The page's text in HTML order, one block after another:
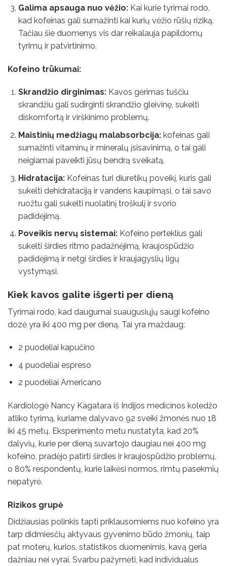
Galima apsauga nuo vėžio:Kai kurie tyrimai rodo,
kad kofeinas gali sumažinti kai kurių vėžio rūšių riziką.
Tačiau šie duomenys vis dar reikalauja papildomų
tyrimų ir patvirtinimo.
Kofeino trūkumai:
Skrandžio dirginimas:Kavos gėrimas tuščiu
skrandžiu gali sudirginti skrandžio gleivinę, sukelti
diskomfortą ir virškinimo problemų.
Maistinių medžiagų malabsorbcija:kofeinas gali
sumažinti vitaminų ir mineralų įsisavinimą, o tai gali
neigiamai paveikti jūsų bendrą sveikatą.
Hidratacija:Kofeinas turi diuretikų poveikį, kuris gali
sukelti dehidrataciją ir vandens kaupimąsi, o tai savo
ruožtu gali sukelti nuolatinį troškulį ir svorio
padidėjimą.
Poveikis nervų sistemai:Kofeino perteklius gali
sukelti širdies ritmo padažnėjimą, kraujospūdžio
padidėjimą ir netgi širdies ir kraujagyslių ligų
vystymąsi.
Kiek kavos galite išgerti per dieną
Tyrimai rodo, kad daugumai suaugusiųjų saugi kofeino
dozė yra iki 400 mg per dieną. Tai yra maždaug:
2 puodeliai kapučino
4 puodeliai espreso
2 puodeliai Americano
Kardiologė Nancy Kagatara iš Indijos medicinos koledžo
atliko tyrimą, kuriame dalyvavo 92 sveiki žmonės nuo 18
iki 45 metų. Eksperimento metu nustatyta, kad 20%
dalyvių, kurie per dieną suvartojo daugiau nei 400 mg
kofeino, pradėjo patirti širdies ir kraujospūdžio problemų,
o 80% respondentų, kurie laikėsi normos, rimtų pasekmių
nepatyrė.
Rizikos grupė
Didžiausias polinkis tapti priklausomiems nuo kofeino yra
tarp didmiesčių aktyvaus gyvenimo būdo žmonių, taip
pat moterų, kurios, statistikos duomenimis, kavą geria
dažniau nei vyrai. Svarbu pažymėti, kad individualus